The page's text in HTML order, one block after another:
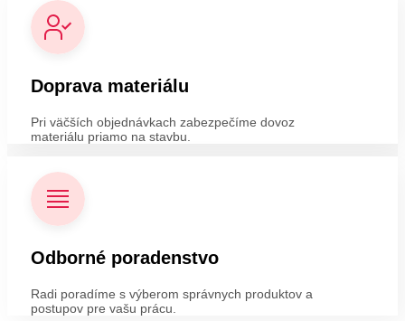
Doprava materiálu
Pri väčších objednávkach zabezpečíme dovoz
materiálu priamo na stavbu.
Odborné poradenstvo
Radi poradíme s výberom správnych produktov a
postupov pre vašu prácu.